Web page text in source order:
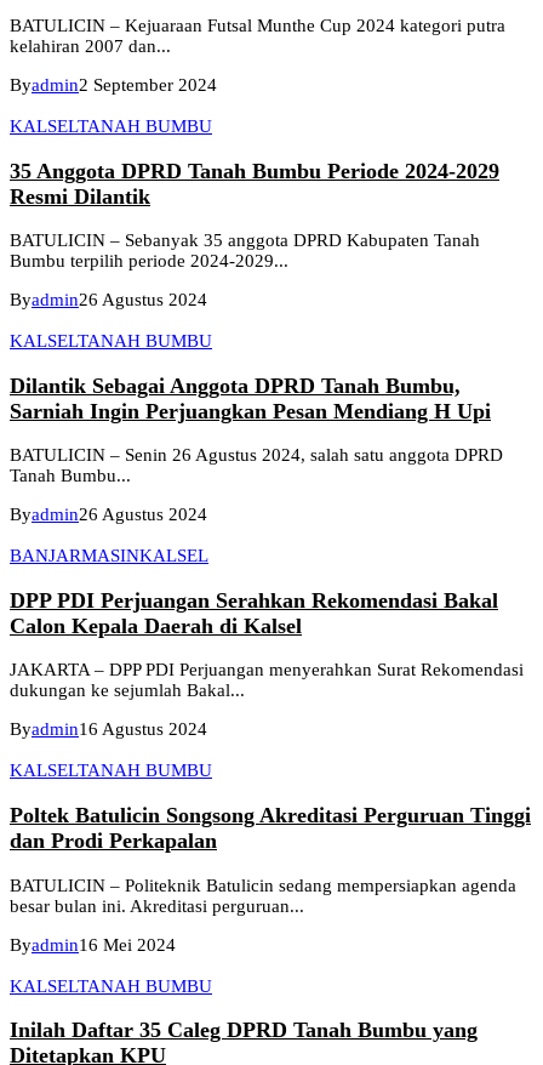
BATULICIN – Kejuaraan Futsal Munthe Cup 2024 kategori putra
kelahiran 2007 dan...
Byadmin2 September 2024
KALSELTANAH BUMBU
35 Anggota DPRD Tanah Bumbu Periode 2024-2029
Resmi Dilantik
BATULICIN – Sebanyak 35 anggota DPRD Kabupaten Tanah
Bumbu terpilih periode 2024-2029...
Byadmin26 Agustus 2024
KALSELTANAH BUMBU
Dilantik Sebagai Anggota DPRD Tanah Bumbu,
Sarniah Ingin Perjuangkan Pesan Mendiang H Upi
BATULICIN – Senin 26 Agustus 2024, salah satu anggota DPRD
Tanah Bumbu...
Byadmin26 Agustus 2024
BANJARMASINKALSEL
DPP PDI Perjuangan Serahkan Rekomendasi Bakal
Calon Kepala Daerah di Kalsel
JAKARTA – DPP PDI Perjuangan menyerahkan Surat Rekomendasi
dukungan ke sejumlah Bakal...
Byadmin16 Agustus 2024
KALSELTANAH BUMBU
Poltek Batulicin Songsong Akreditasi Perguruan Tinggi
dan Prodi Perkapalan
BATULICIN – Politeknik Batulicin sedang mempersiapkan agenda
besar bulan ini. Akreditasi perguruan...
Byadmin16 Mei 2024
KALSELTANAH BUMBU
Inilah Daftar 35 Caleg DPRD Tanah Bumbu yang
Ditetapkan KPU